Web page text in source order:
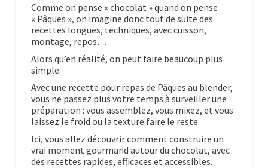
Comme on pense « chocolat » quand on pense
« Pâques », on imagine donc tout de suite des
recettes longues, techniques, avec cuisson,
montage, repos…
Alors qu’en réalité, on peut faire beaucoup plus
simple.
Avec une recette pour repas de Pâques au blender,
vous ne passez plus votre temps à surveiller une
préparation : vous assemblez, vous mixez, et vous
laissez le froid ou la texture faire le reste.
Ici, vous allez découvrir comment construire un
vrai moment gourmand autour du chocolat, avec
des recettes rapides, efficaces et accessibles.